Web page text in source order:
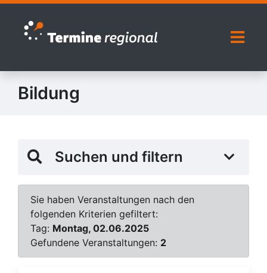
Zur Navigation springen
Zum Inhalt springen
Bildung
Suchen und filtern
Sie haben Veranstaltungen nach den
folgenden Kriterien gefiltert:
Tag: Montag, 02.06.2025
Gefundene Veranstaltungen: 2